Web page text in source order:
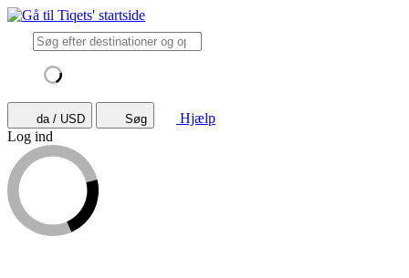
da / USD Søg
Hjælp
Log ind